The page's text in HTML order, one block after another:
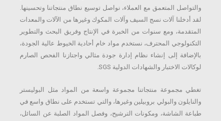
والتواصل المتعمق مع العملاء، نواصل توسيع نطاق منتجاتنا وتحسينها.
لقد أدخلنا آلات نسج السيف وآلات المكوك وغيرها من الآلات والمعدات
المتقدمة، ومع سنوات من الخبرة في الإنتاج وفريق البحث والتطوير
التكنولوجي المحترف، نستخدم مواد خام أحادية الخيوط عالية الجودة،
بالإضافة إلى إنشاء نظام إدارة جودة مثالي واجتازنا الفحص الصارم
لوكالات الاختبار والشهادات الدولية SGS.
تغطي مجموعة منتجاتنا مجموعة واسعة من المواد مثل البوليستر
والنايلون والبولي بروبيلين وغيرها، والتي تستخدم على نطاق واسع في
طباعة الشاشة، ومكونات الترشيح، وفصل المواد الصلبة عن السائل،